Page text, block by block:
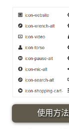
使用方法